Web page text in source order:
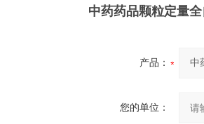
中药药品颗粒定量
产品：
您的单位：